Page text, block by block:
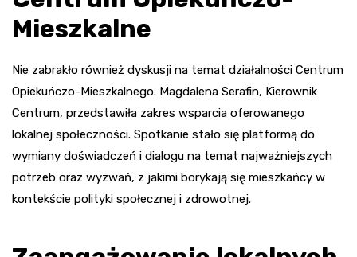
Mieszkalne
Nie zabrakło również dyskusji na temat działalności Centrum
Opiekuńczo-Mieszkalnego. Magdalena Serafin, Kierownik
Centrum, przedstawiła zakres wsparcia oferowanego
lokalnej społeczności. Spotkanie stało się platformą do
wymiany doświadczeń i dialogu na temat najważniejszych
potrzeb oraz wyzwań, z jakimi borykają się mieszkańcy w
kontekście polityki społecznej i zdrowotnej.